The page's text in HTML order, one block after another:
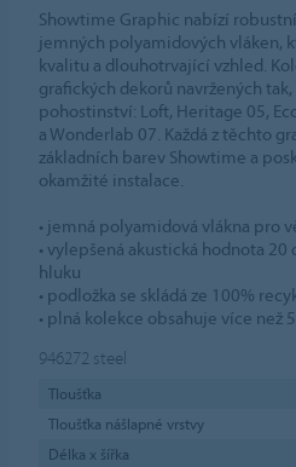
Showtime Graphic nabízí
jemných polyamidových vláken,
kvalitu a dlouhotrvající vzhled.
grafických dekorů navržených
pohostinství: Loft, Heritage 05,
a Wonderlab 07. Každá z těchto
základních barev Showtime a
okamžité instalace.
• jemná polyamidová vlákna pro
• vylepšená akustická hodnota
hluku
• podložka se skládá ze 100%
• plná kolekce obsahuje více než
946272 steel
Tloušťka
Tloušťka nášlapné vrstvy
Délka x šířka